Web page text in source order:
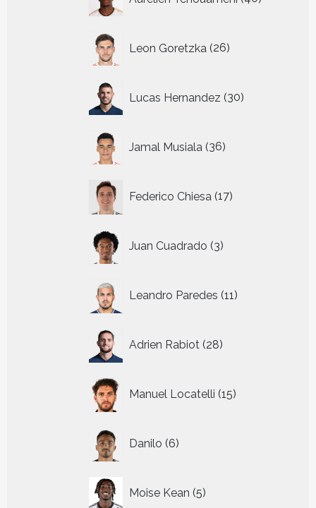
producten
Leon Goretzka 26
producten
Lucas Hernandez 30
producten
Jamal Musiala 36
producten
Federico Chiesa 17
producten
Juan Cuadrado 3
producten
Leandro Paredes 11
producten
Adrien Rabiot 28
producten
Manuel Locatelli 15
producten
Danilo 6
producten
Moise Kean 5
producten